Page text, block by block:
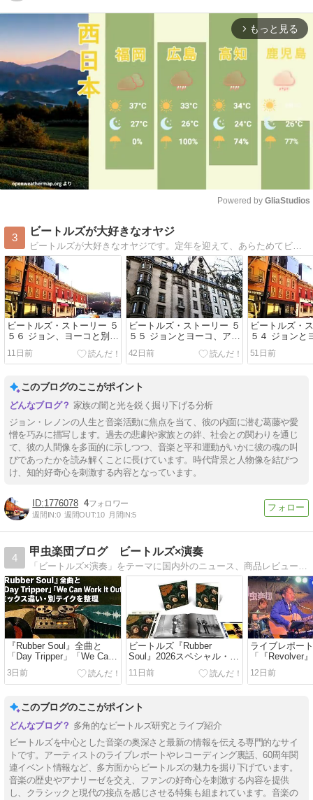
arrow_forward_ios もっと見る
Powered by GliaStudios
3
ビートルズが大好きなオヤジ
ビートルズが大好きなオヤジです。定年を迎えて、あらためてビートルズの魅力に触れたいと思います。
ビートルズ・ストーリー ５
５６ ジョン、ヨーコと別れ
ロスへ行く
11日前
ビートルズ・ストーリー ５
５５ ジョンとヨーコ、アメ
リカ永住権取得に忙しく親
族の葬儀に欠席
42日前
ビートルズ・
５４ ジョンと
リカ移住を決断
51日前
このブログのここがポイント
家族の闇と光を鋭く掘り下げる分析
ジョン・レノンの人生と音楽活動に焦点を当て、彼の内面に潜む葛藤や愛
憎を巧みに描写します。過去の悲劇や家族との絆、社会との関わりを通じ
て、彼の人間像を多面的に示しつつ、音楽と平和運動がいかに彼の魂の叫
びであったかを読み解くことに長けています。時代背景と人物像を結びつ
け、知的好奇心を刺激する内容となっています。
1776078 4
週間IN:0 週間OUT:10 月間IN:5
4
甲虫楽団ブログ ビートルズ×演奏
「ビートルズ×演奏」をテーマに国内外のニュース、商品レビュー、考察など。趣味でビートルズを演奏する方にとっての情報も豊富です。
『Rubber Soul』全曲と
「Day Tripper」「We Can
Work It Out」のミックス違
い・別テイクを整理
3日前
ビートルズ『Rubber
Soul』2026スペシャル・エ
ディション発売 収録内容・
違い・特典を整理
11日前
ライブレポート
「『Revolver
周年記念&青
ン」2026年7月
12日前
このブログのここがポイント
多角的なビートルズ研究とライブ紹介
ビートルズを中心とした音楽の奥深さと最新の情報を伝える専門的なサイ
トです。アーティストのライブレポートやレコーディング裏話、60周年関
連イベント情報など、多方面からビートルズの魅力を掘り下げています。
音楽の歴史やアナリーゼを交え、ファンの好奇心を刺激する内容を提供
し、クラシックと現代の接点を感じさせる特集も組まれています。音楽の